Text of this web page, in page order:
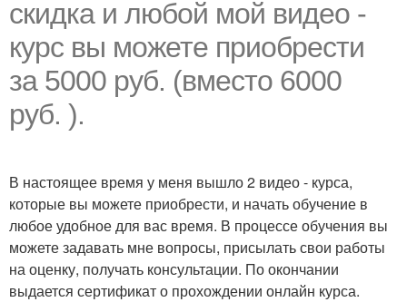
скидка и любой мой видео -
курс вы можете приобрести
за 5000 руб. (вместо 6000
руб. ).
В настоящее время у меня вышло 2 видео - курса,
которые вы можете приобрести, и начать обучение в
любое удобное для вас время. В процессе обучения вы
можете задавать мне вопросы, присылать свои работы
на оценку, получать консультации. По окончании
выдается сертификат о прохождении онлайн курса.